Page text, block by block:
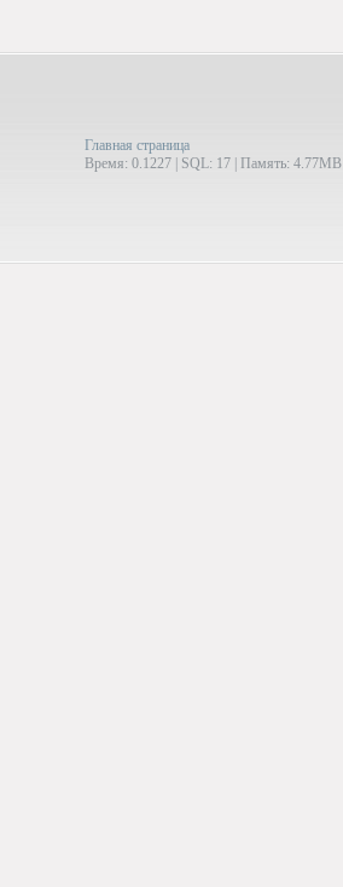
Главная страница
Время: 0.1227 | SQL: 17 | Память: 4.77MB